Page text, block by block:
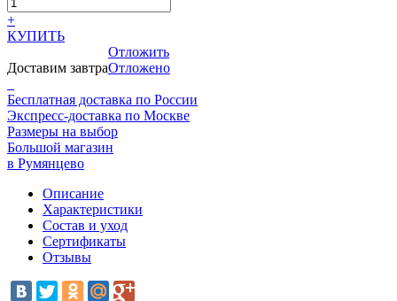
+
КУПИТЬ
Доставим завтра
Отложить
Отложено
Бесплатная доставка по России
Экспресс-доставка по Москве
Размеры на выбор
Большой магазин
в Румянцево
Описание
Характеристики
Состав и уход
Сертификаты
Отзывы